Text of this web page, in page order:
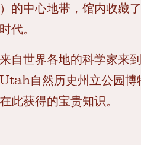
）的中心地带，馆内收
代。
自世界各地的科学家
自然历史州立公园
此获得的宝贵知识。